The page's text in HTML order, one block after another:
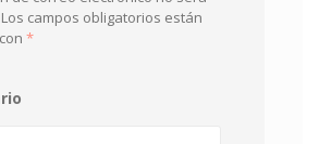
Los campos obligatorios están
*